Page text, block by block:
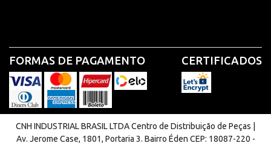
FORMAS DE PAGAMENTO CERTIFICADOS
CNH INDUSTRIAL BRASIL LTDA Centro de Distribuição de Peças |
Av. Jerome Case, 1801, Portaria 3. Bairro Éden CEP: 18087-220 -